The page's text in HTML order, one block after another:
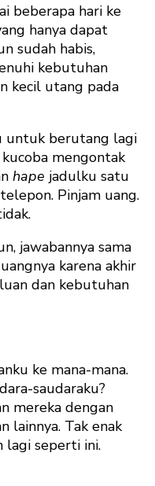
beberapa hari ke
hanya dapat
sudah habis,
kebutuhan
kecil utang pada
untuk berutang lagi
mengontak
hape jadulku satu
Pinjam uang.
jawabannya sama
karena akhir
dan kebutuhan
ke mana-mana.
saudaraku?
mereka dengan
lainnya. Tak enak
lagi seperti ini.